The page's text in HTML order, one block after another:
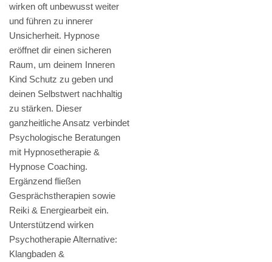
wirken oft unbewusst weiter
und führen zu innerer
Unsicherheit. Hypnose
eröffnet dir einen sicheren
Raum, um deinem Inneren
Kind Schutz zu geben und
deinen Selbstwert nachhaltig
zu stärken. Dieser
ganzheitliche Ansatz verbindet
Psychologische Beratungen
mit Hypnosetherapie &
Hypnose Coaching.
Ergänzend fließen
Gesprächstherapien sowie
Reiki & Energiearbeit ein.
Unterstützend wirken
Psychotherapie Alternative:
Klangbaden &